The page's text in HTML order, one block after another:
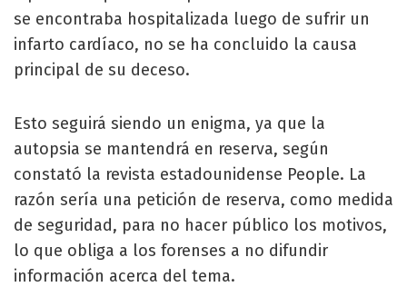
se encontraba hospitalizada luego de sufrir un
infarto cardíaco, no se ha concluido la causa
principal de su deceso.
Esto seguirá siendo un enigma, ya que la
autopsia se mantendrá en reserva, según
constató la revista estadounidense People. La
razón sería una petición de reserva, como medida
de seguridad, para no hacer público los motivos,
lo que obliga a los forenses a no difundir
información acerca del tema.